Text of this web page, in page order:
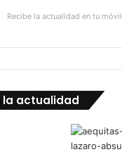
Recibe la actualidad en tu móvil
la actualidad